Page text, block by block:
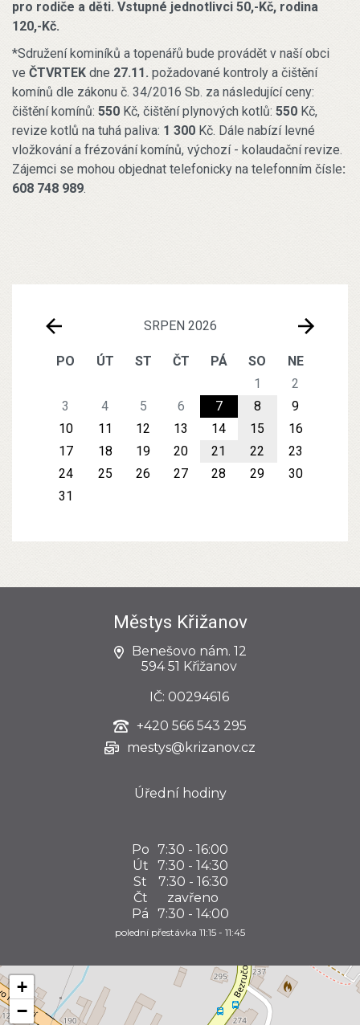
SRPEN 2026
PO ÚT ST ČT PÁ SO
NE
1
2
3
4 5 6 7 8
9
10
11 12 13 14 15
16
17
18 19 20 21 22
23
24
25 26 27 28 29
30
31
pro rodiče a děti. Vstupné jednotlivci 50,-Kč, rodina
120,-Kč.
*Sdružení kominíků a topenářů bude provádět v naší obci
ve ČTVRTEK dne 27.11. požadované kontroly a čištění
komínů dle zákonu č. 34/2016 Sb. za následující ceny:
čištění komínů: 550 Kč, čištění plynových kotlů: 550 Kč,
revize kotlů na tuhá paliva: 1 300 Kč. Dále nabízí levné
vložkování a frézování komínů, výchozí - kolaudační revize.
Zájemci se mohou objednat telefonicky na telefonním čísle:
608 748 989.
Městys Křižanov
Benešovo nám. 12
594 51 Křižanov
IČ: 00294616
+420 566 543 295
mestys@krizanov.cz
Úřední hodiny
Po 7:30 - 16:00
Út
7:30 - 14:30
St
7:30 - 16:30
Čt
zavřeno
Pá
7:30 - 14:00
polední přestávka 11:15 - 11:45
+
−